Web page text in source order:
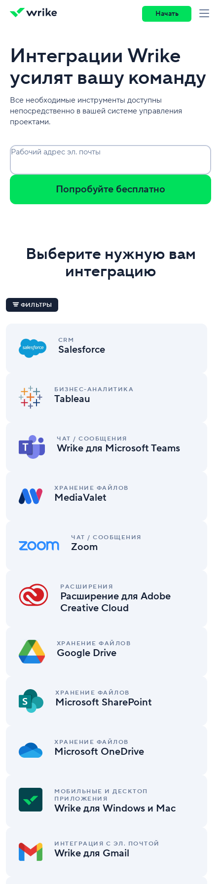
Начать
Интеграции Wrike
усилят вашу команду
Все необходимые инструменты доступны
непосредственно в вашей системе управления
проектами.
Рабочий адрес эл. почты
Попробуйте бесплатно
Выберите нужную вам
интеграцию
ФИЛЬТРЫ
CRM
Salesforce
БИЗНЕС-АНАЛИТИКА
Tableau
ЧАТ / СООБЩЕНИЯ
Wrike для Microsoft Teams
для
Microsoft
Teams
ХРАНЕНИЕ ФАЙЛОВ
MediaValet
ЧАТ / СООБЩЕНИЯ
Zoom
РАСШИРЕНИЯ
Расширение для Adobe
Creative Cloud
Adobe
Creative
ХРАНЕНИЕ ФАЙЛОВ
Google Drive
Drive
ХРАНЕНИЕ ФАЙЛОВ
Microsoft SharePoint
SharePoint
ХРАНЕНИЕ ФАЙЛОВ
Microsoft OneDrive
OneDrive
МОБИЛЬНЫЕ И ДЕСКТОП
ПРИЛОЖЕНИЯ
Wrike для Windows и Mac
для
Windows
ИНТЕГРАЦИЯ С ЭЛ. ПОЧТОЙ
Wrike для Gmail
для
Gmail